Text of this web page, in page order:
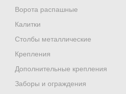
Ворота распашные
Калитки
Столбы металлические
Крепления
Дополнительные крепления
Заборы и ограждения